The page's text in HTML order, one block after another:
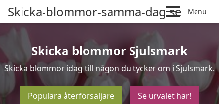
Skicka-blommor-samma-dag.se Menu
Skicka blommor Sjulsmark
Skicka blommor idag till någon du tycker om i Sjulsmark.
Populära återförsäljare Se urvalet här!